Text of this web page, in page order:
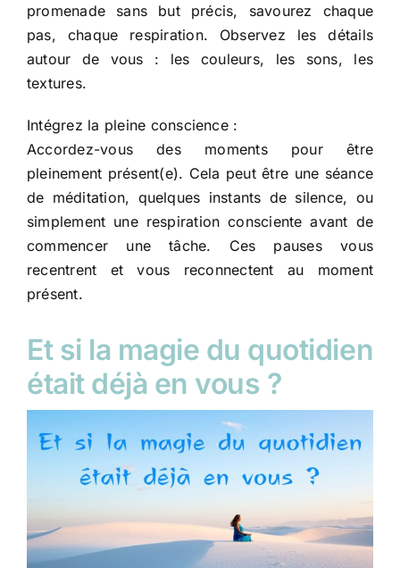
promenade sans but précis, savourez chaque
pas, chaque respiration. Observez les détails
autour de vous : les couleurs, les sons, les
textures.
Intégrez la pleine conscience :
Accordez-vous des moments pour être
pleinement présent(e). Cela peut être une séance
de méditation, quelques instants de silence, ou
simplement une respiration consciente avant de
commencer une tâche. Ces pauses vous
recentrent et vous reconnectent au moment
présent.
Et si la magie du quotidien
était déjà en vous ?